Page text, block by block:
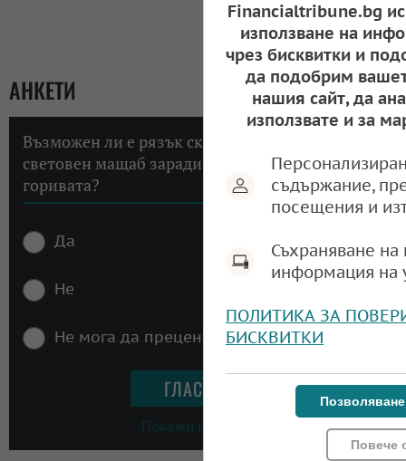
АНКЕТИ
Възможен ли е рязък скок на инфлацията в
световен мащаб заради високите цени на
горивата?
Да
Не
Не мога да преценя
Покажи резултати
Financialtribune.bg
използване на
чрез бисквитки и
да подобрим
нашия сайт, да
използвате и за
съдържание,
посещения и
Съхраняване
информация на
ПОЛИТИКА ЗА
БИСКВИТКИ
Повече